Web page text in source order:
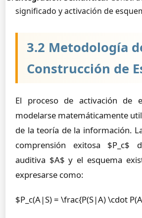
significado y activación de
3.2 Metodología
Construcción de
El proceso de activación de
modelarse matemáticamente
de la teoría de la información.
comprensión exitosa $P_c$
auditiva $A$ y el esquema
expresarse como:
$P_c(A|S) = \frac{P(S|A) \cdot